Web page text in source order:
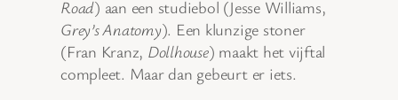
Road) aan een studiebol (Jesse Williams,
Grey’s Anatomy). Een klunzige stoner
(Fran Kranz, Dollhouse) maakt het vijftal
compleet. Maar dan gebeurt er iets.